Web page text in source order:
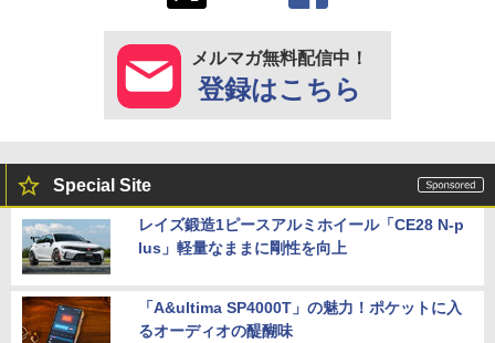
メルマガ無料配信中！
登録はこちら
Special Site
レイズ鍛造1ピースアルミホイール「CE28 N-p
lus」軽量なままに剛性を向上
「A&ultima SP4000T」の魅力！ポケットに入
るオーディオの醍醐味